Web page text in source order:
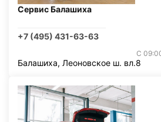
Сервис Балашиха
+7 (495) 431-63-63
С
Балашиха, Леоновское ш. вл.8